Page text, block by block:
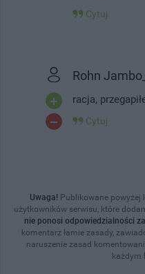
Cytuj
Rohn
racja,
Cytuj
Uwaga! Publikowane
użytkowników serwisu, które
nie ponosi odpowiedzialności
komentarz łamie zasady,
naruszenie zasad
każdym